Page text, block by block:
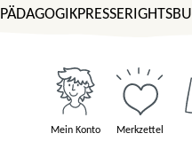
PÄDAGOGIKPRESSERIGHTS
Mein Konto Merkzettel